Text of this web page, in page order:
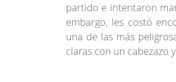
partido e intentaron
embargo, les costó
una de las más
claras con un cabezazo